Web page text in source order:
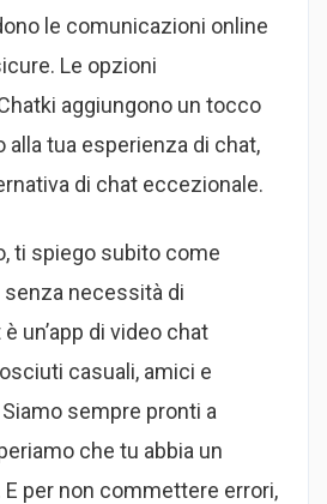
le comunicazioni online
Le opzioni
aggiungono un tocco
tua esperienza di chat,
di chat eccezionale.
ti spiego subito come
necessità di
un’app di video chat
casuali, amici e
sempre pronti a
che tu abbia un
per non commettere errori,